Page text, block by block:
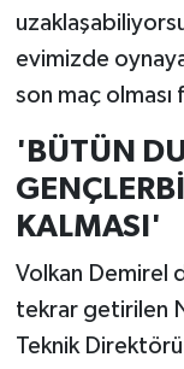
evimizde
son maç olması
'BÜTÜN
KALMASI'
Volkan Demirel
tekrar getirilen
Teknik